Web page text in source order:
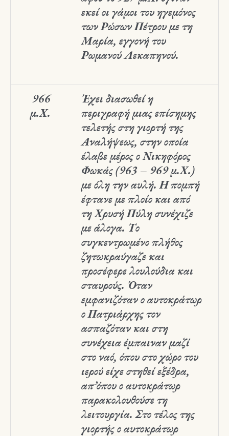
εκεί οι γάμοι του ηγεμόνος
των Ρώσων Πέτρου με τη
Μαρία, εγγονή του
Ρωμανού Λεκαπηνού.
966
μ.Χ.
Έχει διασωθεί η
περιγραφή μιας επίσημης
τελετής στη γιορτή της
Αναλήψεως, στην οποία
έλαβε μέρος ο Νικηφόρος
Φωκάς (963 – 969 μ.Χ.)
με όλη την αυλή. Η πομπή
έφτανε με πλοίο και από
τη Χρυσή Πύλη συνέχιζε
με άλογα. Το
συγκεντρωμένο πλήθος
ζητωκραύγαζε και
προσέφερε λουλούδια και
σταυρούς. Όταν
εμφανιζόταν ο αυτοκράτωρ
ο Πατριάρχης τον
ασπαζόταν και στη
συνέχεια έμπαιναν μαζί
στο ναό, όπου στο χώρο του
ιερού είχε στηθεί εξέδρα,
απ᾽ όπου ο αυτοκράτωρ
παρακολουθούσε τη
λειτουργία. Στο τέλος της
γιορτής ο αυτοκράτωρ